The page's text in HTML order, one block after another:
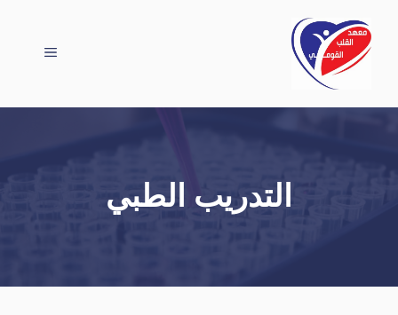
المحتوى
القائمة
التدريب الطبي